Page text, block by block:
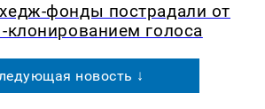
фонды пострадали от
клонированием голоса
новость ↓